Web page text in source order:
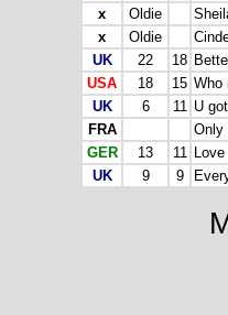
x
Oldie
x
Oldie
UK
22 18
USA
18 15 Who
UK
6 11 U
FRA
Only
GER
13 11
UK
9 9